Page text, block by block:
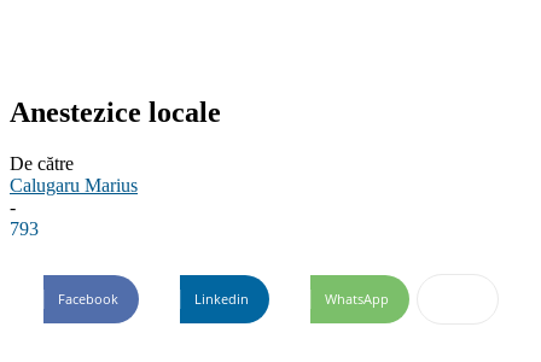
Anestezice locale
De către
Calugaru Marius
-
793
Facebook Linkedin WhatsApp